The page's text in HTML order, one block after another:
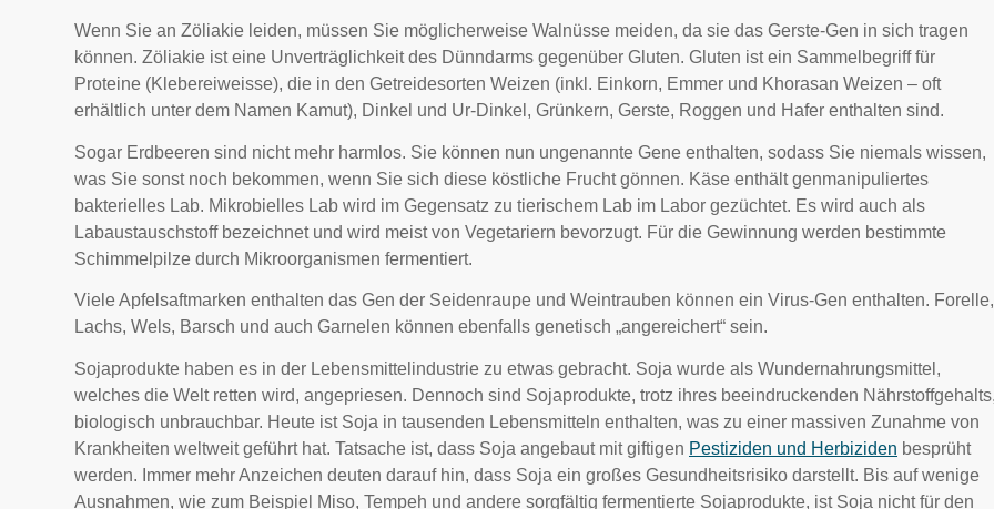
Wenn Sie an Zöliakie leiden, müssen Sie möglicherweise Walnüsse meiden, da sie das Gerste-Gen in sich tragen
können. Zöliakie ist eine Unverträglichkeit des Dünndarms gegenüber Gluten. Gluten ist ein Sammelbegriff für
Proteine (Klebereiweisse), die in den Getreidesorten Weizen (inkl. Einkorn, Emmer und Khorasan Weizen – oft
erhältlich unter dem Namen Kamut), Dinkel und Ur-Dinkel, Grünkern, Gerste, Roggen und Hafer enthalten sind.
Sogar Erdbeeren sind nicht mehr harmlos. Sie können nun ungenannte Gene enthalten, sodass Sie niemals wissen,
was Sie sonst noch bekommen, wenn Sie sich diese köstliche Frucht gönnen. Käse enthält genmanipuliertes
bakterielles Lab. Mikrobielles Lab wird im Gegensatz zu tierischem Lab im Labor gezüchtet. Es wird auch als
Labaustauschstoff bezeichnet und wird meist von Vegetariern bevorzugt. Für die Gewinnung werden bestimmte
Schimmelpilze durch Mikroorganismen fermentiert.
Viele Apfelsaftmarken enthalten das Gen der Seidenraupe und Weintrauben können ein Virus-Gen enthalten. Forelle,
Lachs, Wels, Barsch und auch Garnelen können ebenfalls genetisch „angereichert“ sein.
Sojaprodukte haben es in der Lebensmittelindustrie zu etwas gebracht. Soja wurde als Wundernahrungsmittel,
welches die Welt retten wird, angepriesen. Dennoch sind Sojaprodukte, trotz ihres beeindruckenden
biologisch unbrauchbar. Heute ist Soja in tausenden Lebensmitteln enthalten, was zu einer massiven Zunahme von
Krankheiten weltweit geführt hat. Tatsache ist, dass Soja angebaut mit giftigen Pestiziden und Herbiziden besprüht
werden. Immer mehr Anzeichen deuten darauf hin, dass Soja ein großes Gesundheitsrisiko darstellt. Bis auf wenige
Ausnahmen, wie zum Beispiel Miso, Tempeh und andere sorgfältig fermentierte Sojaprodukte, ist Soja nicht für den